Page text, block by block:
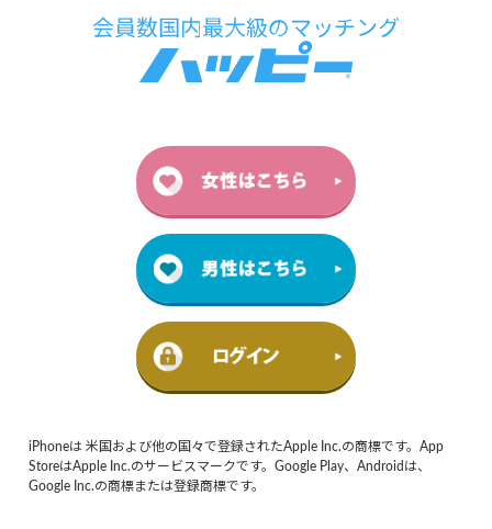
iPhoneは 米国および他の国々で登録されたApple Inc.の商標です。App
StoreはApple Inc.のサービスマークです。Google Play、Androidは、
Google Inc.の商標または登録商標です。